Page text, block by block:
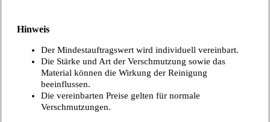
Hinweis
Der Mindestauftragswert wird individuell vereinbart.
Die Stärke und Art der Verschmutzung sowie das
Material können die Wirkung der Reinigung
beeinflussen.
Die vereinbarten Preise gelten für normale
Verschmutzungen.